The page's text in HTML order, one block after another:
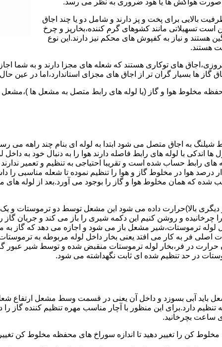
بالایی برای پخت و پز دارند و شامل دو یا چند اجاق
تسهیلاتی مانند کشوهای گرم کننده،بخارپز و چرخ
هستند و نیاز به کفپوش های محکم نیز دارند.این نوع
هستند.
های توکاری هستند که شعله های مجزا دارند و به شما
ها بسیار گران تر از اجاق های مجزای استاندارد،اما در عین
مخلوط هوا و گاز (یا لوله های رابط متصل به مشعل ها
شیلنگ به اجاق متصل می شود ابتدا به لوله ای بنام چند راهه
ها اندکی با لوله های رابط فاصله دارند هوا را به دنبال خود به
رابط حساب شده است و تقریبا احتیاجی به تنظیم و تعمیر
هوا در مخلوط گاز و هوا را تنظیم نموده تا شعله مناسبی را
که همان مخلوط هوا و گاز را بوجود می آورد.بعد از لوله
بالا)حرارت داده می شود این مشعل توسط دو ترموستات و
و روشن کنیم این دکمه شیری را باز می کند و جریان گاز را
ترموستات،شیر مشعل باز می شود و اجازه می دهد که گاز
فر به کار می افتد یعنی بخار داخل لوله مربوطه به
حرارت در فر،بخار لوله ترموستات منقبض شده و توسط شیر عبور
در حد تنظیم شده ای ثابت نگهداشته می شود.
دارد.برای این منظور با آچار مناسب مهره تنظیم کننده گاز
ساعت بچرخانید.
مخلوط کن را تغییر دهید تا اندازه سوراخ های محفظه مخلوط کن